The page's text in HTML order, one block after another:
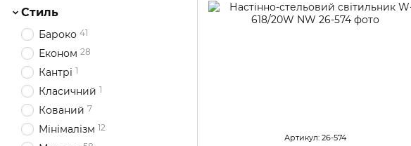
Артикул: 26-574
Стиль
Бароко 41
Економ 28
Кантрі 1
Класичний 1
Кований 7
Мінімалізм 12